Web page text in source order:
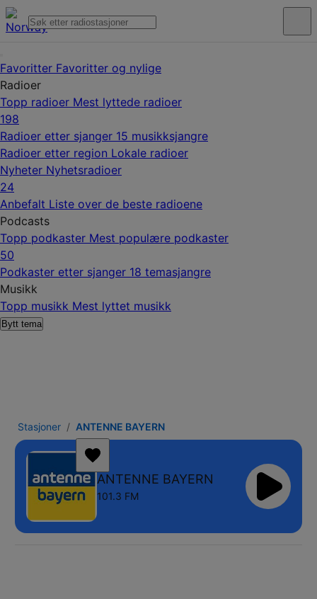
Favoritter Favoritter og nylige
Radioer
Topp radioer Mest lyttede radioer
198
Radioer etter sjanger 15 musikksjangre
Radioer etter region Lokale radioer
Nyheter Nyhetsradioer
24
Anbefalt Liste over de beste radioene
Podcasts
Topp podkaster Mest populære podkaster
50
Podkaster etter sjanger 18 temasjangre
Musikk
Topp musikk Mest lyttet musikk
Bytt tema
Stasjoner ANTENNE BAYERN
ANTENNE BAYERN
101.3 FM